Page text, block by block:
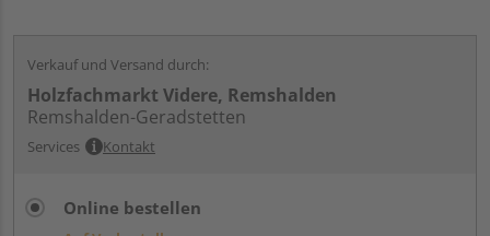
Verkauf und Versand durch:
Holzfachmarkt Videre, Remshalden
Remshalden-Geradstetten
Services Kontakt
Online bestellen